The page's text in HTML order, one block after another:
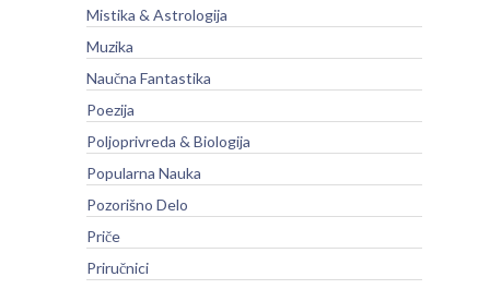
Mistika & Astrologija
Muzika
Naučna Fantastika
Poezija
Poljoprivreda & Biologija
Popularna Nauka
Pozorišno Delo
Priče
Priručnici